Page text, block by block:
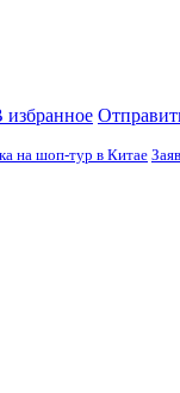
избранное
на шоп-тур в Китае